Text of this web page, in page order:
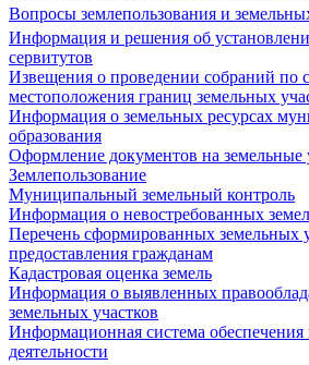
Вопросы землепользования и
Информация и решения об
сервитутов
Извещения о проведении собраний по
местоположения границ земельных
Информация о земельных ресурсах
образования
Оформление документов на земельные
Землепользование
Муниципальный земельный контроль
Информация о невостребованных
Перечень сформированных земельных
предоставления гражданам
Кадастровая оценка земель
Информация о выявленных
земельных участков
Информационная система обеспечения
деятельности